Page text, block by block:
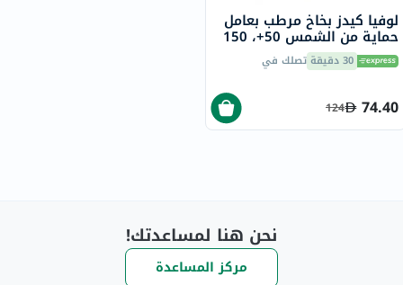
لوفيا كيدز بخاخ مرطب بعامل
حماية من الشمس 50+، 150
مل 30 دقيقة تصلك في
74.40
124
نحن هنا لمساعدتك!
مركز المساعدة